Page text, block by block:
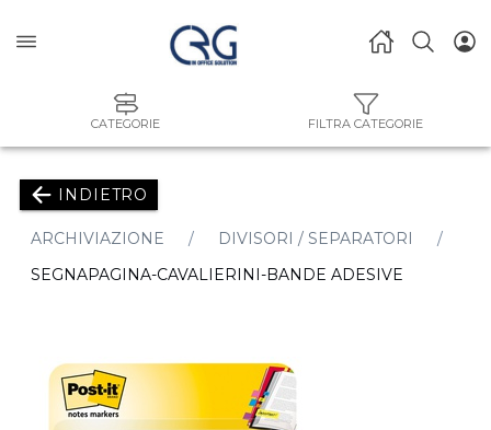
CATEGORIE FILTRA CATEGORIE
INDIETRO
ARCHIVIAZIONE
DIVISORI / SEPARATORI
SEGNAPAGINA-CAVALIERINI-BANDE ADESIVE